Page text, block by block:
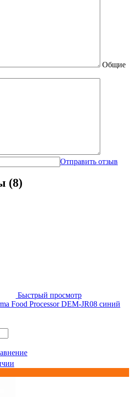
Общие
Отправить отзыв
(8)
Быстрый просмотр
Food Processor DEM-JR08 синий